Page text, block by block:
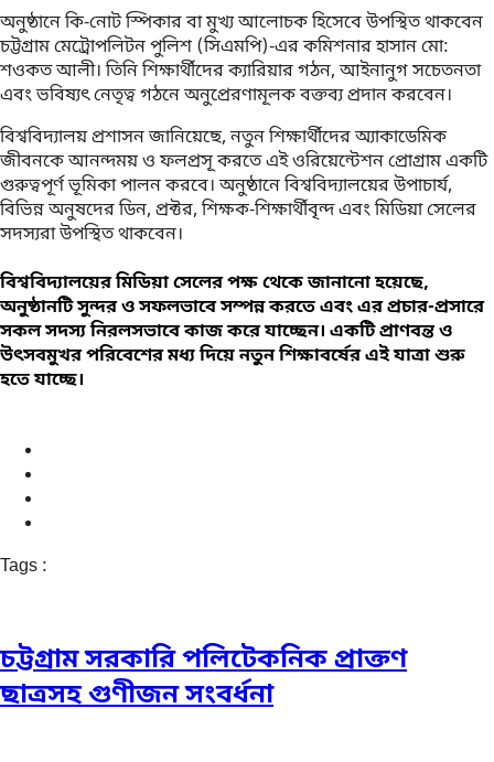
অনুষ্ঠানে কি-নোট স্পিকার বা মুখ্য আলোচক হিসেবে উপস্থিত থাকবেন
চট্টগ্রাম মেট্রোপলিটন পুলিশ (সিএমপি)-এর কমিশনার হাসান মো:
শওকত আলী। তিনি শিক্ষার্থীদের ক্যারিয়ার গঠন, আইনানুগ সচেতনতা
এবং ভবিষ্যৎ নেতৃত্ব গঠনে অনুপ্রেরণামূলক বক্তব্য প্রদান করবেন।
বিশ্ববিদ্যালয় প্রশাসন জানিয়েছে, নতুন শিক্ষার্থীদের অ্যাকাডেমিক
জীবনকে আনন্দময় ও ফলপ্রসূ করতে এই ওরিয়েন্টেশন প্রোগ্রাম একটি
গুরুত্বপূর্ণ ভূমিকা পালন করবে। অনুষ্ঠানে বিশ্ববিদ্যালয়ের উপাচার্য,
বিভিন্ন অনুষদের ডিন, প্রক্টর, শিক্ষক-শিক্ষার্থীবৃন্দ এবং মিডিয়া সেলের
সদস্যরা উপস্থিত থাকবেন।
বিশ্ববিদ্যালয়ের মিডিয়া সেলের পক্ষ থেকে জানানো হয়েছে,
অনুষ্ঠানটি সুন্দর ও সফলভাবে সম্পন্ন করতে এবং এর প্রচার-প্রসারে
সকল সদস্য নিরলসভাবে কাজ করে যাচ্ছেন। একটি প্রাণবন্ত ও
উৎসবমুখর পরিবেশের মধ্য দিয়ে নতুন শিক্ষাবর্ষের এই যাত্রা শুরু
হতে যাচ্ছে।
Tags :
চট্টগ্রাম সরকারি পলিটেকনিক প্রাক্তণ
ছাত্রসহ গুণীজন সংবর্ধনা